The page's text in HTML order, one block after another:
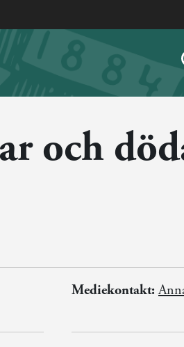
och
Mediekontakt: